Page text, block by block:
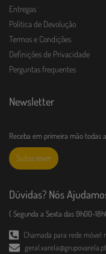
Entregas
Política de Devolução
Termos e Condições
Definições de Privacidade
Perguntas frequentes
Newsletter
Receba em primeira mão todas
Subscrever
Dúvidas? Nós
( Segunda a Sexta das 9h00-
Chamada para rede móvel
geral.varela@grupovarela.pt